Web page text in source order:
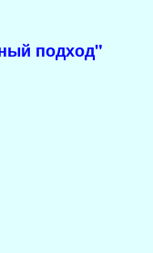
подход"